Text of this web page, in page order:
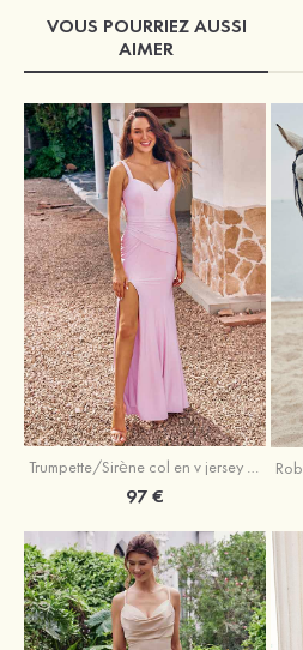
VOUS POURRIEZ AUSSI
AIMER
Trumpette/Sirène col en v jersey ras du sol robe de demoiselle d'honneur
97 €